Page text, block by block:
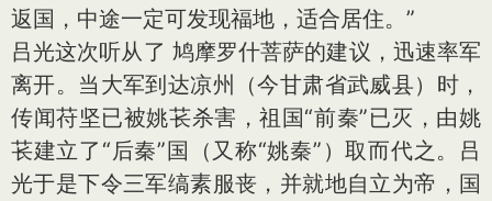
返国，中途一定可发现福地，适合居住。”
吕光这次听从了 鸠摩罗什菩萨的建议，迅速率军
离开。当大军到达凉州（今甘肃省武威县）时，
传闻苻坚已被姚苌杀害，祖国“前秦”已灭，由姚
苌建立了“后秦”国（又称“姚秦”）取而代之。吕
光于是下令三军缟素服丧，并就地自立为帝，国